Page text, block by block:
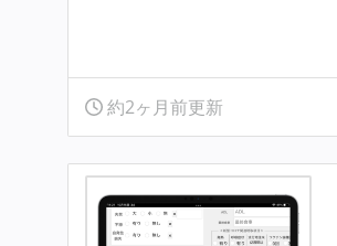
約2ヶ月前更新